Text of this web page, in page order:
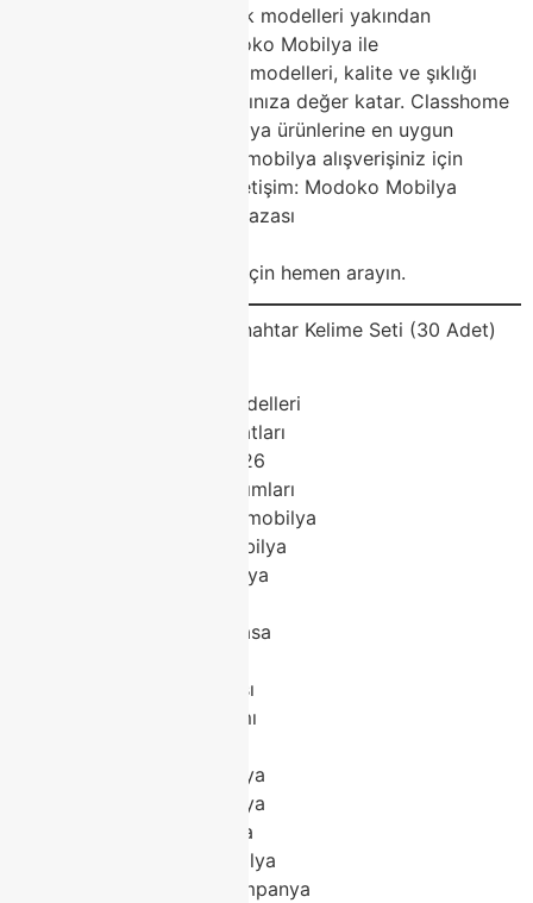
mağazasına uğrayın, en şık modelleri yakından
görün!Sonuç: Evinizi Modoko Mobilya ile
YenileyinModoko mobilya modelleri, kalite ve şıklığı
birleştirerek yaşam alanlarınıza değer katar. Classhome
ile en trend Modoko mobilya ürünlerine en uygun
şartlarda sahip olun. Yeni mobilya alışverişiniz için
mağazamıza bekliyoruz!İletişim: Modoko Mobilya
Merkezi – Classhome Mağazası
Telefon: Randevu ve bilgi için hemen arayın.
SEO ve Reklam Uyumlu Anahtar Kelime Seti (30 Adet)
Modoko mobilya modelleri
Modoko mobilya fiyatları
Modoko mobilya 2026
Modoko mobilya takımları
Classhome Modoko mobilya
Modoko modern mobilya
Modoko klasik mobilya
Modoko porselen masa
Modoko yemek odası
Modoko koltuk takımı
Modoko salon mobilya
Modoko trend mobilya
Modoko lüks mobilya
Modoko kaliteli mobilya
Modoko mobilya kampanya